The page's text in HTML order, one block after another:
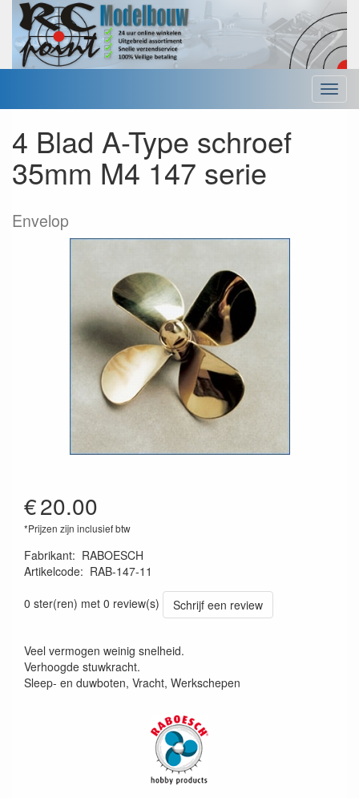
Menu
4 Blad A-Type schroef
35mm M4 147 serie
Envelop
€20.00
*Prijzen zijn inclusief btw
Fabrikant: RABOESCH
Artikelcode: RAB-147-11
0 ster(ren) met 0 review(s)
Schrijf een review
Veel vermogen weinig snelheid.
Verhoogde stuwkracht.
Sleep- en duwboten, Vracht, Werkschepen